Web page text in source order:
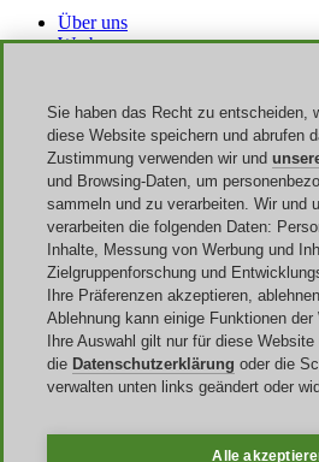
Über uns
Werbung
FAQ
AGB
Impressum
Transparenz
Discoup Team
Nachrichte
Alle Geschäfte
Alle Kategorien
Rabattleitfaden
Events
Sale
Back to School
Amazon Prime Day
Sie haben das Recht zu entscheiden,
diese Website speichern und abrufen
Zustimmung verwenden wir und
und Browsing-Daten, um
sammeln und zu verarbeiten. Wir und
verarbeiten die folgenden Daten:
Inhalte, Messung von Werbung und
Zielgruppenforschung und
Ihre Präferenzen akzeptieren,
Ablehnung kann einige Funktionen
Ihre Auswahl gilt nur für diese
die Datenschutzerklärung oder die
verwalten unten links geändert oder
Alle